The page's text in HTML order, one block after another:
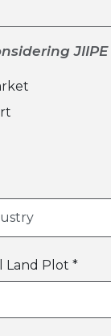
JIIPE
Land Plot *